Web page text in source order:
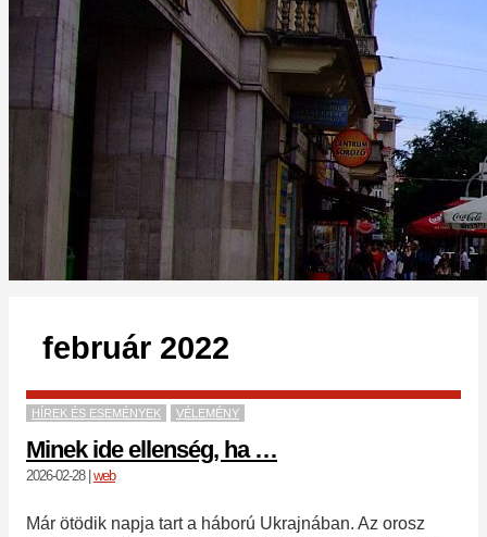
február 2022
HÍREK ÉS ESEMÉNYEK VÉLEMÉNY
Minek ide ellenség, ha …
2026-02-28|web
Már ötödik napja tart a háború Ukrajnában. Az orosz